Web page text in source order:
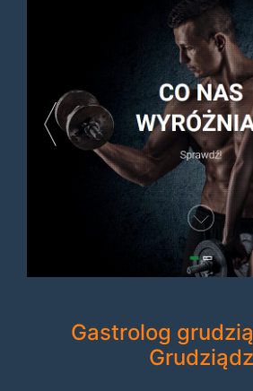
Gastrolog
Grudziądz